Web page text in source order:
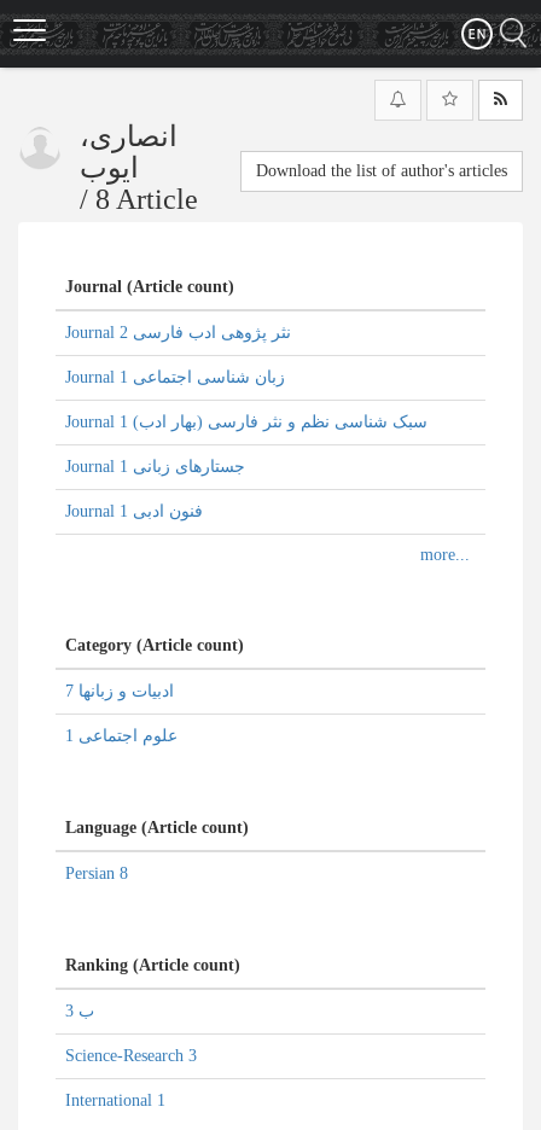
Skip
to
main
انصاری،
ایوب
/ 8 Article
Download the list of author's articles
Journal (Article count)
Journal نثر پژوهی ادب فارسی 2
Journal زبان شناسی اجتماعی 1
Journal سبک شناسی نظم و نثر فارسی (بهار ادب) 1
Journal جستارهای زبانی 1
Journal فنون ادبی 1
Category (Article count)
ادبیات و زبانها 7
علوم اجتماعی 1
Language (Article count)
Persian 8
Ranking (Article count)
ب 3
Science-Research 3
International 1